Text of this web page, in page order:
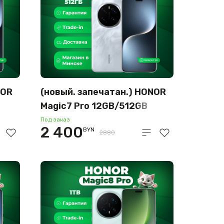
(новый. запечатан.) HONOR
Magic7 Pro 12GB/512GB
международная версия
(белый)
Под заказ
2 400BYN 2880